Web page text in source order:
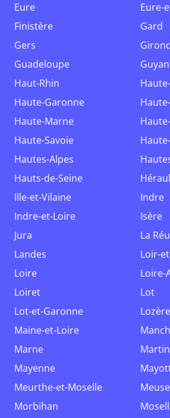
Eure
Finistère
Gard
Gers
Guadeloupe
Haut-Rhin
Haute-Garonne
Haute-Marne
Haute-Savoie
Hautes-Alpes
Hauts-de-Seine
Ille-et-Vilaine
Indre
Indre-et-Loire
Isère
Jura
La
Landes
Loir-
Loire
Loiret
Lot
Lot-et-Garonne
Lozère
Maine-et-Loire
Marne
Mayenne
Meurthe-et-Moselle
Meuse
Morbihan